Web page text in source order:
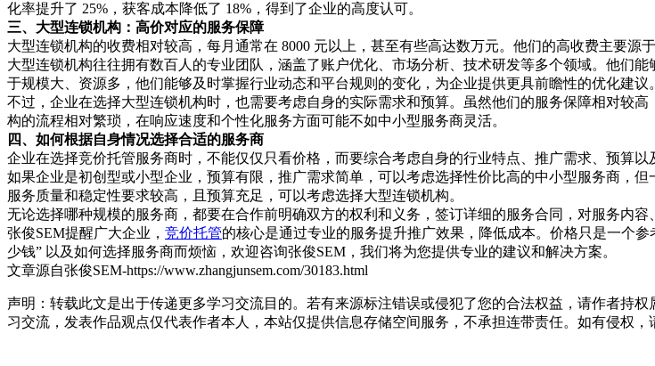
化率提升了 25%，获客成本降低了 18%，得到了企业的高度认可。
三、大型连锁机构：高价对应的服务保障
大型连锁机构的收费相对较高，每月通常在 8000 元以上，甚至有些高达数万元。他们的高收费主要源
大型连锁机构往往拥有数百人的专业团队，涵盖了账户优化、市场分析、技术研发等多个领域。他们
于规模大、资源多，他们能够及时掌握行业动态和平台规则的变化，为企业提供更具前瞻性的优化建议。
不过，企业在选择大型连锁机构时，也需要考虑自身的实际需求和预算。虽然他们的服务保障相对较
构的流程相对繁琐，在响应速度和个性化服务方面可能不如中小型服务商灵活。
四、如何根据自身情况选择合适的服务商
企业在选择竞价托管服务商时，不能仅仅只看价格，而要综合考虑自身的行业特点、推广需求、预算以
如果企业是初创型或小型企业，预算有限，推广需求简单，可以考虑选择性价比高的中小型服务商，
服务质量和稳定性要求较高，且预算充足，可以考虑选择大型连锁机构。
无论选择哪种规模的服务商，都要在合作前明确双方的权利和义务，签订详细的服务合同，对服务内
张俊SEM提醒广大企业， 竞价托管的核心是通过专业的服务提升推广效果，降低成本。价格只是一个
少钱” 以及如何选择服务商而烦恼，欢迎咨询张俊SEM，我们将为您提供专业的建议和解决方案。
文章源自张俊SEM-https://www.zhangjunsem.com/30183.html
声明：转载此文是出于传递更多学习交流目的。若有来源标注错误或侵犯了您的合法权益，请作者持
习交流，发表作品观点仅代表作者本人，本站仅提供信息存储空间服务，不承担连带责任。如有侵权，